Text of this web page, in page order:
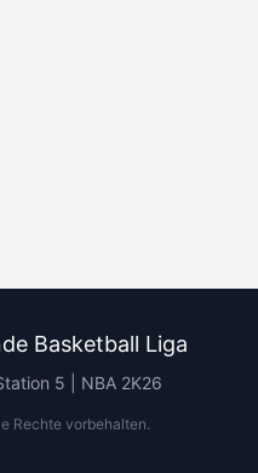
Basketball Liga
5 | NBA 2K26
Rechte vorbehalten.